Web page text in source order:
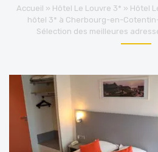
Accueil » Hôtel Le Louvre 3* » Hôtel
hôtel 3* à Cherbourg-en-
Sélection des meilleures